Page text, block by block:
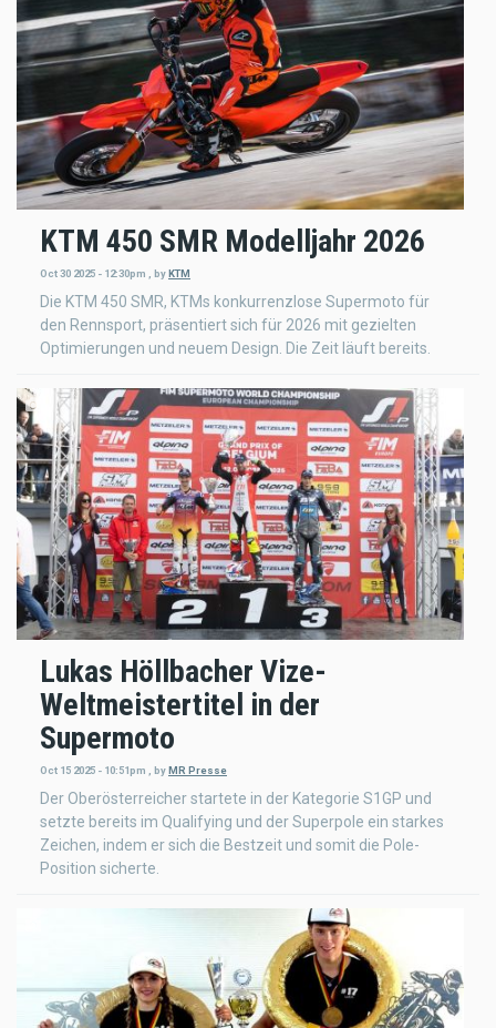
KTM 450 SMR Modelljahr 2026
Oct 30 2025 - 12:30pm , byKTM
Die KTM 450 SMR, KTMs konkurrenzlose Supermoto für
den Rennsport, präsentiert sich für 2026 mit gezielten
Optimierungen und neuem Design. Die Zeit läuft bereits.
Lukas Höllbacher Vize-
Weltmeistertitel in der
Supermoto
Oct 15 2025 - 10:51pm , by MR Presse
Der Oberösterreicher startete in der Kategorie S1GP und
setzte bereits im Qualifying und der Superpole ein starkes
Zeichen, indem er sich die Bestzeit und somit die Pole-
Position sicherte.